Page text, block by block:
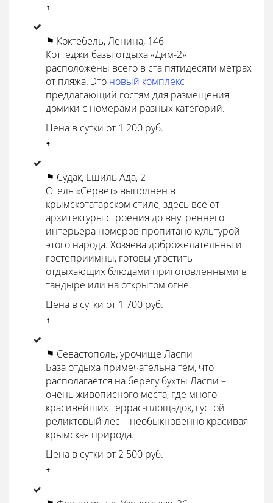
ꜛ
⚑ Коктебель, Ленина, 146
Коттеджи базы отдыха «Дим-2»
расположены всего в ста пятидесяти метрах
от пляжа. Это новый комплекс
предлагающий гостям для размещения
домики с номерами разных категорий.
Цена в сутки от 1 200 руб.
ꜛ
⚑ Судак, Ешиль Ада, 2
Отель «Сервет» выполнен в
крымскотатарском стиле, здесь все от
архитектуры строения до внутреннего
интерьера номеров пропитано культурой
этого народа. Хозяева доброжелательны и
гостеприимны, готовы угостить
отдыхающих блюдами приготовленными в
тандыре или на открытом огне.
Цена в сутки от 1 700 руб.
ꜛ
⚑ Севастополь, урочище Ласпи
База отдыха примечательна тем, что
располагается на берегу бухты Ласпи –
очень живописного места, где много
красивейших террас-площадок, густой
реликтовый лес – необыкновенно красивая
крымская природа.
Цена в сутки от 2 500 руб.
ꜛ